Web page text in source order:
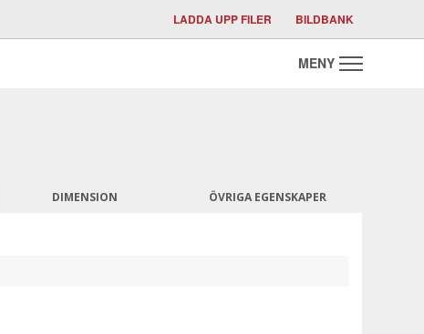
LADDA UPP FILER BILDBANK
DIMENSION ÖVRIGA EGENSKAPER